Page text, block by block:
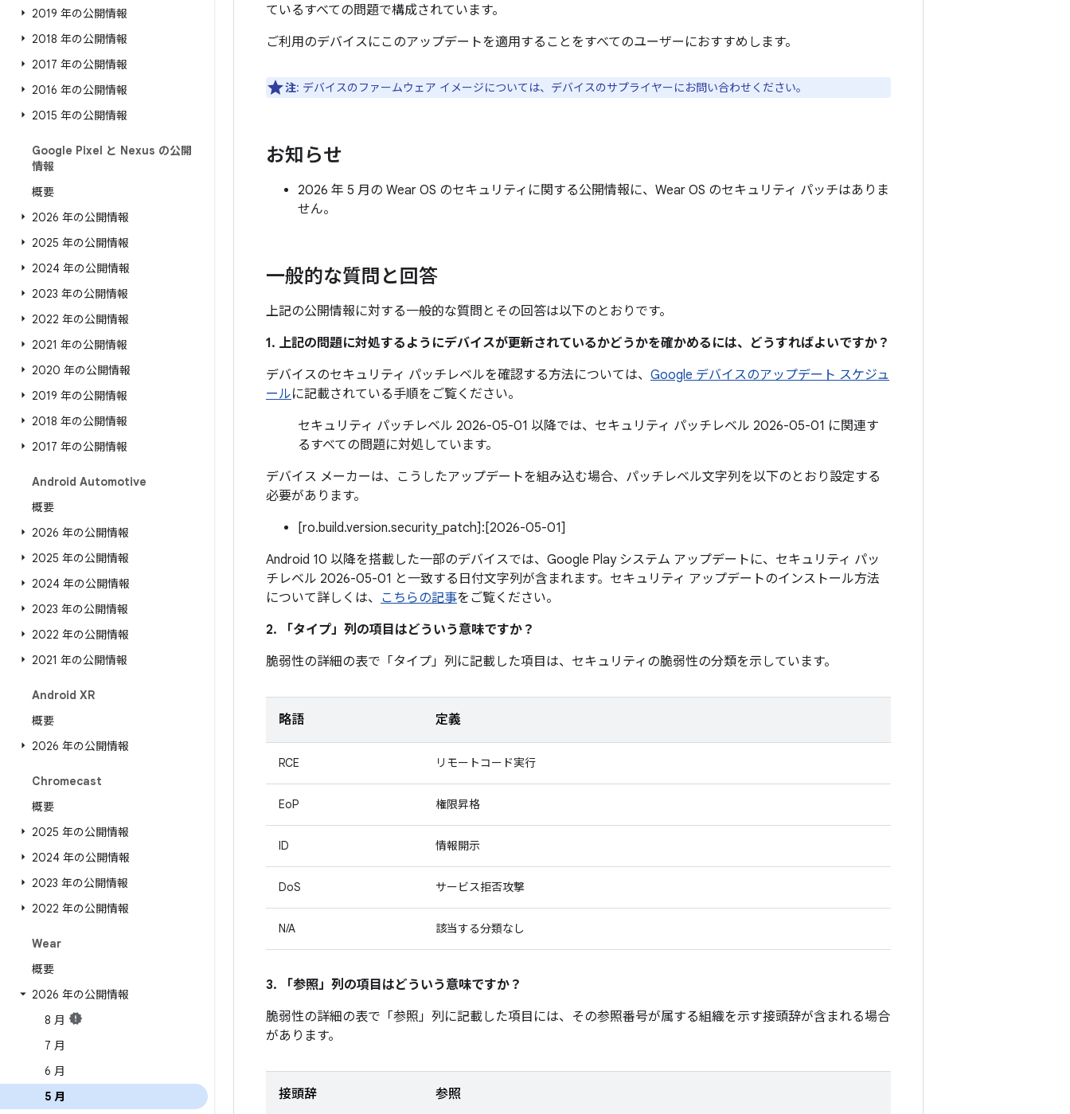
2019 年の公開情報
2018 年の公開情報
2017 年の公開情報
2016 年の公開情報
2015 年の公開情報
Google Pixel と Nexus の公開
情報
概要
2026 年の公開情報
2025 年の公開情報
2024 年の公開情報
2023 年の公開情報
2022 年の公開情報
2021 年の公開情報
2020 年の公開情報
2019 年の公開情報
2018 年の公開情報
2017 年の公開情報
Android Automotive
概要
2026 年の公開情報
2025 年の公開情報
2024 年の公開情報
2023 年の公開情報
2022 年の公開情報
2021 年の公開情報
Android XR
概要
2026 年の公開情報
Chromecast
概要
2025 年の公開情報
2024 年の公開情報
2023 年の公開情報
2022 年の公開情報
Wear
概要
2026 年の公開情報
8 月
7 月
6 月
5 月
ているすべての問題で構成されています。
ご利用のデバイスにこのアップデートを適用することをすべてのユーザーにおすすめします。
注: デバイスのファームウェア イメージについては、デバイスのサプライヤーにお問い合わせください。
お知らせ
2026 年 5 月の Wear OS のセキュリティに関する公開情報に、Wear OS のセキュリティ パッチはありま
せん。
一般的な質問と回答
上記の公開情報に対する一般的な質問とその回答は以下のとおりです。
1. 上記の問題に対処するようにデバイスが更新されているかどうかを確かめるには、どうすればよいですか？
デバイスのセキュリティ パッチレベルを確認する方法については、 Google デバイスのアップデート スケジュ
ールに記載されている手順をご覧ください。
セキュリティ パッチレベル 2026-05-01 以降では、セキュリティ パッチレベル 2026-05-01 に関連す
るすべての問題に対処しています。
デバイス メーカーは、こうしたアップデートを組み込む場合、パッチレベル文字列を以下のとおり設定する
必要があります。
[ro.build.version.security_patch]:[2026-05-01]
Android 10 以降を搭載した一部のデバイスでは、Google Play システム アップデートに、セキュリティ パッ
チレベル 2026-05-01 と一致する日付文字列が含まれます。セキュリティ アップデートのインストール方法
について詳しくは、 こちらの記事をご覧ください。
2. 「タイプ」 列の項目はどういう意味ですか？
脆弱性の詳細の表で「タイプ」 列に記載した項目は、セキュリティの脆弱性の分類を示しています。
略語 定義
RCE リモートコード実行
EoP 権限昇格
ID 情報開示
DoS サービス拒否攻撃
N/A 該当する分類なし
3. 「参照」 列の項目はどういう意味ですか？
脆弱性の詳細の表で「参照」 列に記載した項目には、その参照番号が属する組織を示す接頭辞が含まれる場合
があります。
接頭辞 参照